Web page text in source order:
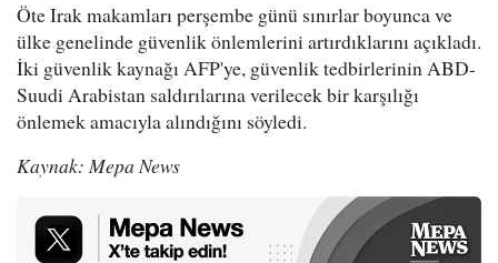
Öte Irak makamları perşembe günü sınırlar boyunca ve
ülke genelinde güvenlik önlemlerini artırdıklarını açıkladı.
İki güvenlik kaynağı AFP'ye, güvenlik tedbirlerinin ABD-
Suudi Arabistan saldırılarına verilecek bir karşılığı
önlemek amacıyla alındığını söyledi.
Kaynak: Mepa News